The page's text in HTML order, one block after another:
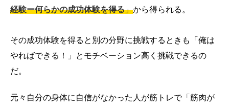
経験ー何らかの成功体験を得る」から得られる。
その成功体験を得ると別の分野に挑戦するときも「俺は
やればできる！」とモチベーション高く挑戦できるの
だ。
元々自分の身体に自信がなかった人が筋トレで「筋肉が